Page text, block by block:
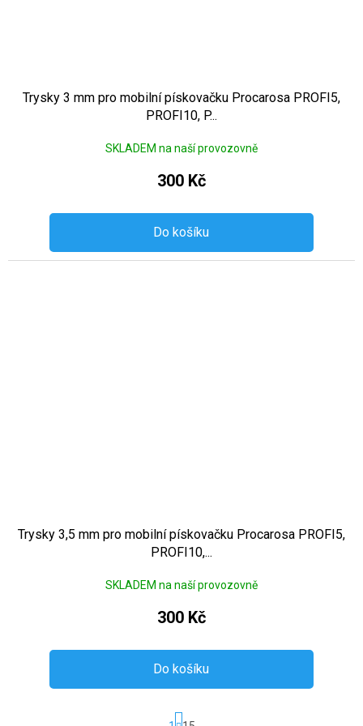
Trysky 3 mm pro mobilní pískovačku Procarosa PROFI5,
PROFI10, P...
SKLADEM na naší provozovně
300 Kč
Do košíku
Trysky 3,5 mm pro mobilní pískovačku Procarosa PROFI5,
PROFI10,...
SKLADEM na naší provozovně
300 Kč
Do košíku
Stránkování